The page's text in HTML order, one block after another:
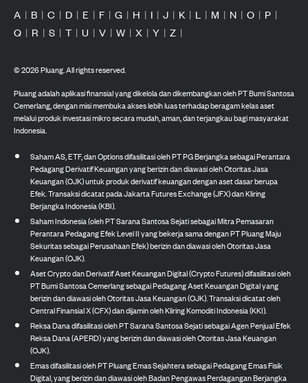
A | B | C | D | E | F | G | H | I | J | K | L | M | N | O | P |
Q | R | S | T | U | V | W | X | Y | Z |
©2026Pluang. All rights reserved.
Pluang adalah aplikasi finansial yang dikelola dan dikembangkan oleh PT Bumi Santosa
Cemerlang, dengan misi membuka akses lebih luas terhadap beragam kelas aset
melalui produk investasi mikro secara mudah, aman, dan terjangkau bagi masyarakat
Indonesia.
Saham AS, ETF, dan Options difasilitasi oleh PT PG Berjangka sebagai Perantara
Pedagang Derivatif Keuangan yang berizin dan diawasi oleh Otoritas Jasa
Keuangan (OJK) untuk produk derivatif keuangan dengan aset dasar berupa
Efek. Transaksi dicatat pada Jakarta Futures Exchange (JFX) dan Kliring
Berjangka Indonesia (KBI).
Saham Indonesia (oleh PT Sarana Santosa Sejati sebagai Mitra Pemasaran
Perantara Pedagang Efek Level II yang bekerja sama dengan PT Pluang Maju
Sekuritas sebagai Perusahaan Efek) berizin dan diawasi oleh Otoritas Jasa
Keuangan (OJK).
Aset Crypto dan Derivatif Aset Keuangan Digital (Crypto Futures) difasilitasi oleh
PT Bumi Santosa Cemerlang sebagai Pedagang Aset Keuangan Digital yang
berizin dan diawasi oleh Otoritas Jasa Keuangan (OJK). Transaksi dicatat oleh
Central Finansial X (CFX) dan dijamin oleh Kliring Komoditi Indonesia (KKI).
Reksa Dana difasilitasi oleh PT Sarana Santosa Sejati sebagai Agen Penjual Efek
Reksa Dana (APERD) yang berizin dan diawasi oleh Otoritas Jasa Keuangan
(OJK).
Emas difasilitasi oleh PT Pluang Emas Sejahtera sebagai Pedagang Emas Fisik
Digital, yang berizin dan diawasi oleh Badan Pengawas Perdagangan Berjangka